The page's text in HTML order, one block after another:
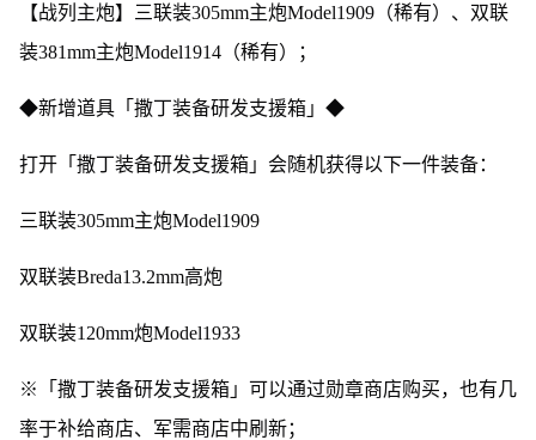
【战列主炮】三联装305mm主炮Model1909（稀有）、双联
装381mm主炮Model1914（稀有）；
◆新增道具「撒丁装备研发支援箱」◆
打开「撒丁装备研发支援箱」会随机获得以下一件装备：
三联装305mm主炮Model1909
双联装Breda13.2mm高炮
双联装120mm炮Model1933
※「撒丁装备研发支援箱」可以通过勋章商店购买，也有几
率于补给商店、军需商店中刷新；